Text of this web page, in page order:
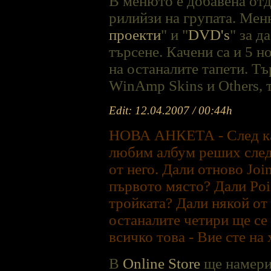
рилийзи на групата.
проекти" и "DVD's" за
търсене. Качени са и 5
на останалите тапети.
WinAmp Skins и Others,
Edit: 12.04.2007 / 00:44h
НОВА АНКЕТА - След
любим албум реших
от него. Дали отново
първото място? Дали
тройката? Дали някой
останалите четири ще
всичко това - Вие сте на
В Online Store ще